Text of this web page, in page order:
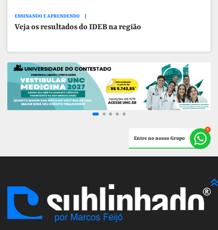
ENSINANDO E APRENDENDO
Veja os resultados do IDEB na região
Entre no nosso Grupo